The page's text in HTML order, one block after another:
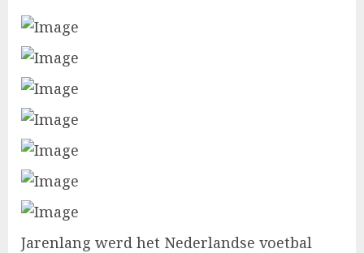
Jarenlang werd het Nederlandse voetbal